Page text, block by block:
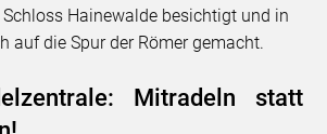
Hainewalde besichtigt und in
auf die Spur der Römer gemacht.
Mitradeln statt